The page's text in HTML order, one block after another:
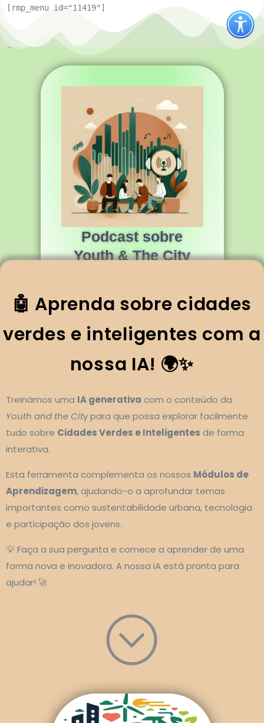
[rmp_menu id="11419"]
Youth & the City
Projeto de proteção ambiental que visa incentivar os
cidades verdes inteligentes e sustentáveis.
Mal podemos esperar para que você ouça!
🎙️🔊
Podcast sobre
Youth & The City
🤖 Aprenda sobre cidades
verdes e inteligentes com a
nossa IA! 🌍✨
Treinámos uma IA generativa com o conteúdo da
Youth and the City para que possa explorar facilmente
tudo sobre Cidades Verdes e Inteligentes de forma
interativa.
Esta ferramenta complementa os nossos Módulos de
Aprendizagem, ajudando-o a aprofundar temas
importantes como sustentabilidade urbana, tecnologia
e participação dos jovens.
💡 Faça a sua pergunta e comece a aprender de uma
forma nova e inovadora. A nossa IA está pronta para
ajudar! 🚀